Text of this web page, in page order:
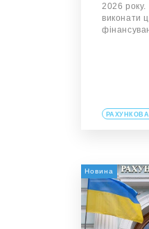
2026
виконати
Новина